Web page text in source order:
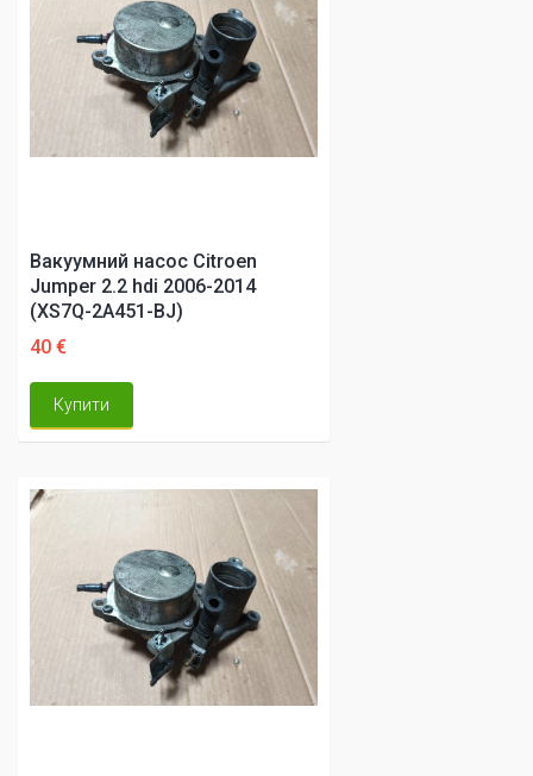
Вакуумний насос Citroen
Jumper 2.2 hdi 2006-2014
(XS7Q-2A451-BJ)
40 €
Купити